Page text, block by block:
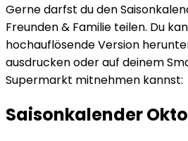
Gerne darfst du den
Freunden & Familie teilen. Du
hochauflösende Version
ausdrucken oder auf deinem
Supermarkt mitnehmen kannst:
Saisonkalender